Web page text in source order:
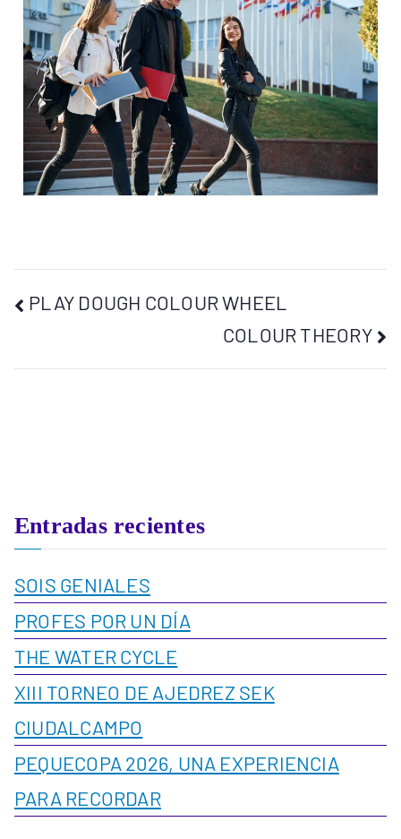
PLAY DOUGH COLOUR WHEEL
COLOUR THEORY
Entradas recientes
SOIS GENIALES
PROFES POR UN DÍA
THE WATER CYCLE
XIII TORNEO DE AJEDREZ SEK
CIUDALCAMPO
PEQUECOPA 2026, UNA EXPERIENCIA
PARA RECORDAR